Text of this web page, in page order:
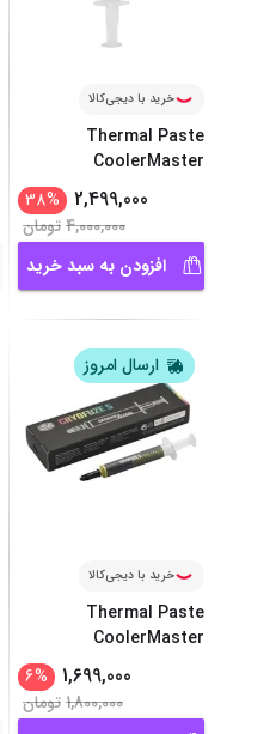
خرید با دیجی‌کالا
Thermal Paste
CoolerMaster
CRYOFUZE 7
...
2,499,000
%
38
4,000,000تومان
افزودن به سبد خرید
ارسال امروز
خرید با دیجی‌کالا
Thermal Paste
CoolerMaster
...
1,699,000
%
6
1,800,000تومان